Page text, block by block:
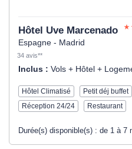
Hôtel Uve Marcenado
Espagne - Madrid
34 avis**
Inclus : Vols + Hôtel +
Hôtel Climatisé Petit déj buffet
Réception 24/24
Restaurant
Durée(s) disponible(s) : de 1 à 7